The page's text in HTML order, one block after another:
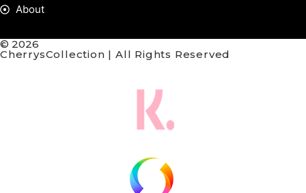
About
© 2026
CherrysCollection | All Rights Reserved